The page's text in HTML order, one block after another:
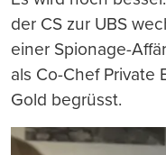
der CS zur UBS
einer Spionage-
als Co-Chef Private
Gold begrüsst.